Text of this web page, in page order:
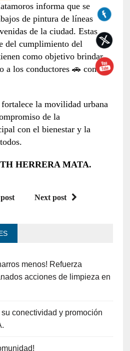
informa que se
de pintura de líneas
de la ciudad. Estas
del cumplimiento del
como objetivo brindar
a los conductores 🚗 como a
fortalece la movilidad urbana
de la
con el bienestar y la
HERRERA MATA.
Next post
menos! Refuerza
acciones de limpieza en
conectividad y promoción